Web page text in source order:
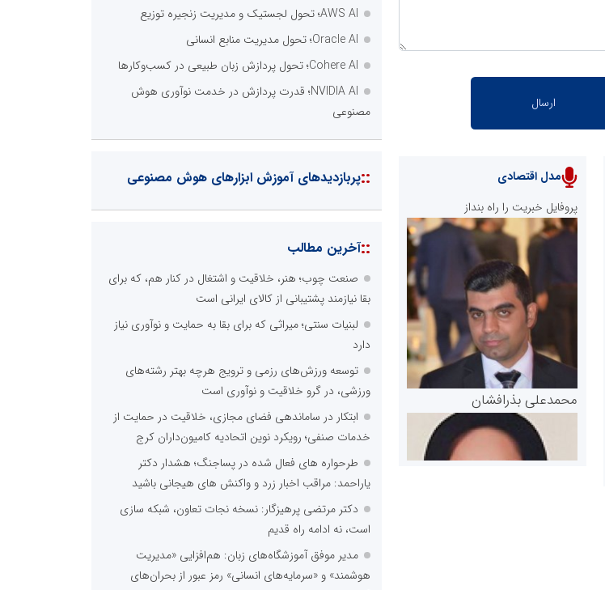
مدل اقتصادی
پروفایل خبریت را راه بنداز
محمدعلی بذرافشان
AWS AI؛ تحول لجستیک و مدیریت زنجیره توزیع
Oracle AI؛ تحول مدیریت منابع انسانی
Cohere AI؛ تحول پردازش زبان طبیعی در کسب‌وکارها
NVIDIA AI؛ قدرت پردازش در خدمت نوآوری هوش
مصنوعی
::پربازدیدهای آموزش ابزارهای هوش مصنوعی
::آخرین مطالب
صنعت چوب؛ هنر، خلاقیت و اشتغال در کنار هم، که برای
بقا نیازمند پشتیبانی از کالای ایرانی است
لبنیات سنتی؛ میراثی که برای بقا به حمایت و نوآوری نیاز
دارد
توسعه ورزش‌های رزمی و ترویج هرچه بهتر رشته‌های
ورزشی، در گرو خلاقیت و نوآوری است
ابتکار در ساماندهی فضای مجازی، خلاقیت در حمایت از
خدمات صنفی؛ رویکرد نوین اتحادیه کامیون‌داران کرج
طرحواره های فعال شده در پساجنگ؛ هشدار دکتر
یاراحمد: مراقب اخبار زرد و واکنش های هیجانی باشید
دکتر مرتضی پرهیزگار: نسخه نجات تعاون، شبکه سازی
است، نه ادامه راه قدیم
مدیر موفق آموزشگاه‌های زبان: هم‌افزایی «مدیریت
هوشمند» و «سرمایه‌های انسانی» رمز عبور از بحران‌های